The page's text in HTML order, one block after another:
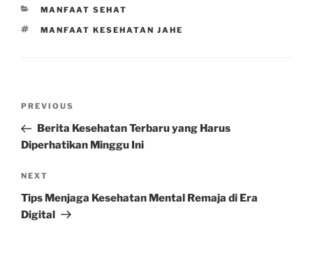
CATEGORIES
MANFAAT SEHAT
TAGS
MANFAAT KESEHATAN JAHE
Previous
Post
PREVIOUS
Berita Kesehatan Terbaru yang Harus
Diperhatikan Minggu Ini
Next
Post
NEXT
Tips Menjaga Kesehatan Mental Remaja di Era
Digital